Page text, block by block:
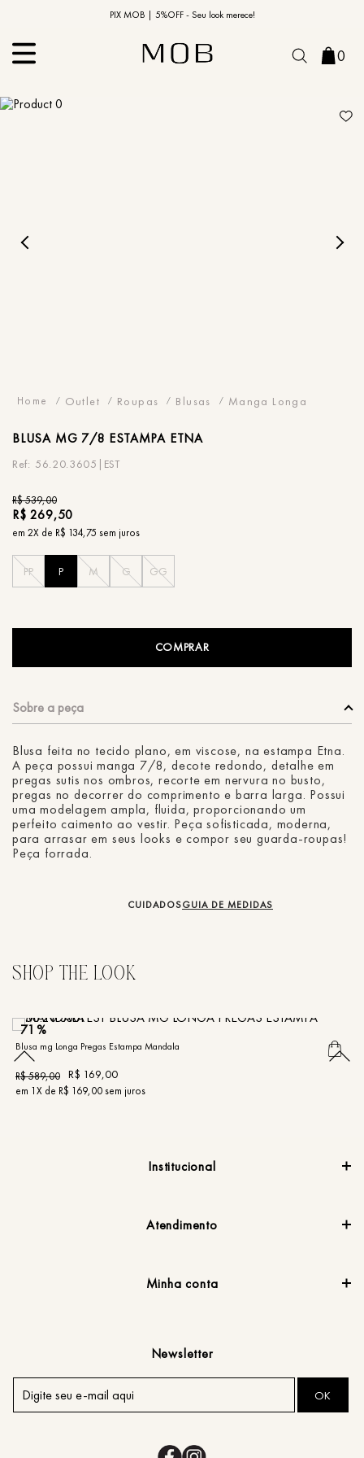
PIX MOB | 5%OFF - Seu look merece!
10% OFF na primeira compra | Cupom: BEMVINDO10*
0
Outlet Roupas Blusas Manga Longa
BLUSA MG 7/8 ESTAMPA ETNA
56.20.3605|EST
R$539,00
R$ 269,50
em 2X de R$ 134,75 sem juros
PP P M G GG
COMPRAR
Blusa feita no tecido plano, em viscose, na estampa Etna.
A peça possui manga 7/8, decote redondo, detalhe em
pregas sutis nos ombros, recorte em nervura no busto,
pregas no decorrer do comprimento e barra larga. Possui
uma modelagem ampla, fluida, proporcionando um
perfeito caimento ao vestir. Peça sofisticada, moderna,
para arrasar em seus looks e compor seu guarda-roupas!
Peça forrada.
CUIDADOSGUIA DE MEDIDAS
71%
Blusa mg Longa Pregas Estampa Mandala
R$589,00 R$ 169,00
em 1X de R$ 169,00sem juros
Institucional
Atendimento
Minha conta
Newsletter
OK